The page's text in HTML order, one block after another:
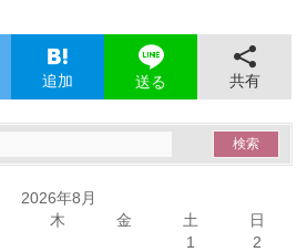
追加 送る 共有
2026年8月
木 金 土 日
1
2